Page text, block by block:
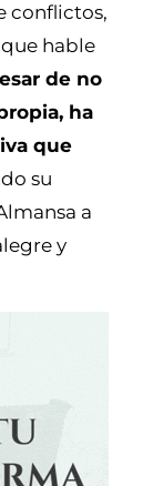
conflictos,
hable
de no
ha
que
su
a
y